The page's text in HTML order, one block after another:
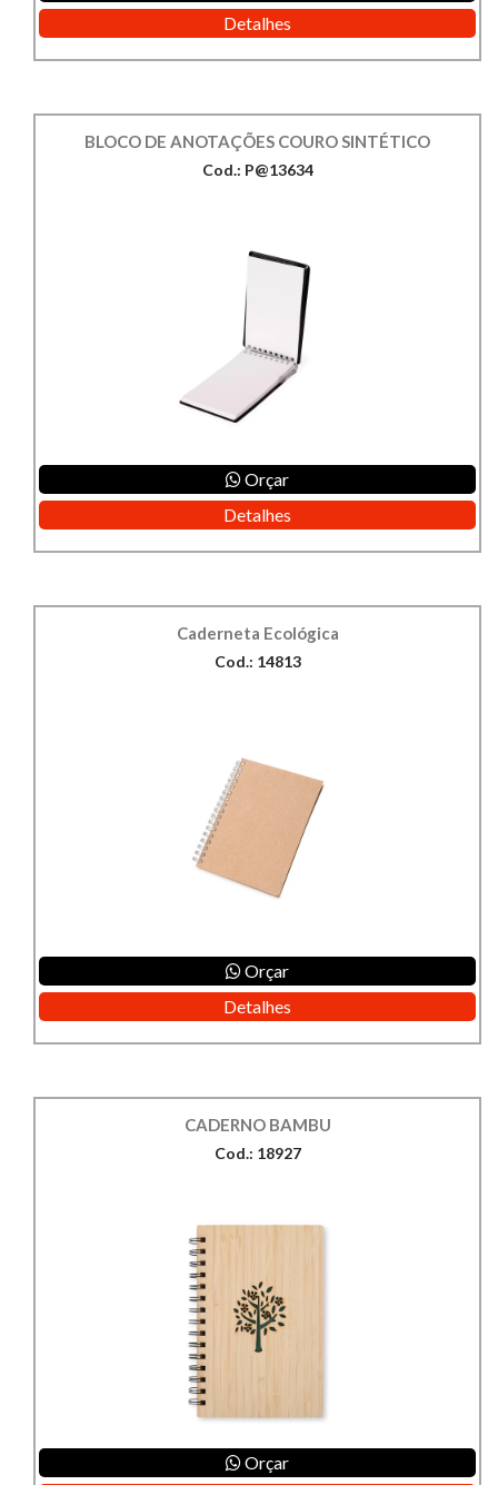
Detalhes
BLOCO DE ANOTAÇÕES COURO SINTÉTICO
Cod.: P@13634
Orçar
Detalhes
Caderneta Ecológica
Cod.: 14813
Orçar
Detalhes
CADERNO BAMBU
Cod.: 18927
Orçar